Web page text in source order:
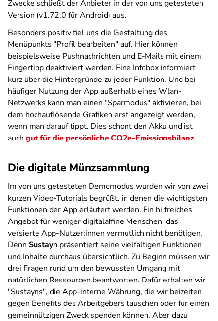
Zwecke schließt der Anbieter in der von uns getesteten
Version (v1.72.0 für Android) aus.
Besonders positiv fiel uns die Gestaltung des
Menüpunkts "Profil bearbeiten" auf. Hier können
beispielsweise Pushnachrichten und E-Mails mit einem
Fingertipp deaktiviert werden. Eine Infobox informiert
kurz über die Hintergründe zu jeder Funktion. Und bei
häufiger Nutzung der App außerhalb eines Wlan-
Netzwerks kann man einen "Sparmodus" aktivieren, bei
dem hochauflösende Grafiken erst angezeigt werden,
wenn man darauf tippt. Dies schont den Akku und ist
auch gut für die persönliche CO2e-Emissionsbilanz.
Die digitale Münzsammlung
Im von uns getesteten Demomodus wurden wir von zwei
kurzen Video-Tutorials begrüßt, in denen die wichtigsten
Funktionen der App erläutert werden. Ein hilfreiches
Angebot für weniger digitalaffine Menschen, das
versierte App-Nutzer:innen vermutlich nicht benötigen.
Denn Sustayn präsentiert seine vielfältigen Funktionen
und Inhalte durchaus übersichtlich. Zu Beginn müssen wir
drei Fragen rund um den bewussten Umgang mit
natürlichen Ressourcen beantworten. Dafür erhalten wir
"Sustayns", die App-interne Währung, die wir beizeiten
gegen Benefits des Arbeitgebers tauschen oder für einen
gemeinnützigen Zweck spenden können. Aber dazu